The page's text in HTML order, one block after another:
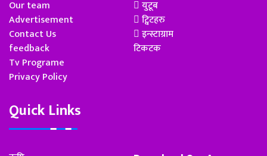
Our team
Advertisement
Contact Us
feedback
Tv Programe
Privacy Policy
युटूब
ट्विटहरु
इन्स्टाग्राम
टिकटक
Quick Links